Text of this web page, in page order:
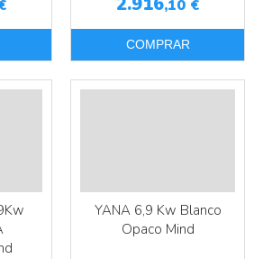
,10 €
COMPRAR
YANA 6,9 Kw Blanco
Opaco Mind
Más info